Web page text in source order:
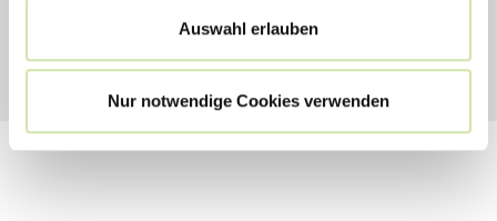
Auswahl erlauben
Nur notwendige Cookies verwenden